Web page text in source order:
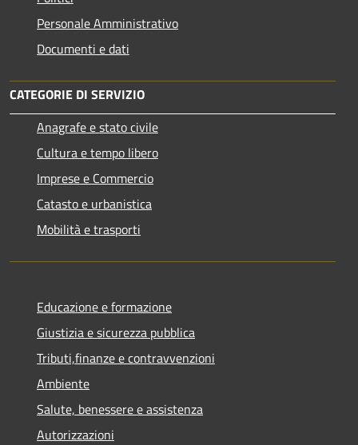
Personale Amministrativo
Documenti e dati
CATEGORIE DI SERVIZIO
Anagrafe e stato civile
Cultura e tempo libero
Imprese e Commercio
Catasto e urbanistica
Mobilità e trasporti
Educazione e formazione
Giustizia e sicurezza pubblica
Tributi,finanze e contravvenzioni
Ambiente
Salute, benessere e assistenza
Autorizzazioni